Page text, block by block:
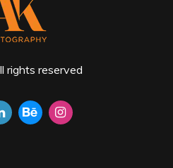
rights reserved